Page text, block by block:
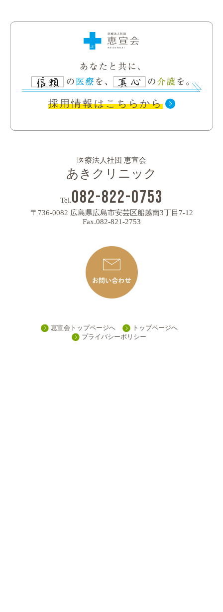
採用情報はこちらから
医療法人社団 恵宣会
あきクリニック
Tel.082-822-0753
〒736-0082 広島県広島市安芸区船越南3丁目7-12
Fax.082-821-2753
恵宣会トップページへ
トップページへ
プライバシーポリシー